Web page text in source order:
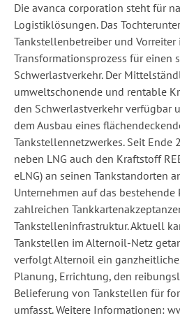
Die avanca corporation steht für
Logistiklösungen. Das
Tankstellenbetreiber und Vorreiter
Transformationsprozess für einen
Schwerlastverkehr. Der
umweltschonende und rentable
den Schwerlastverkehr verfügbar
dem Ausbau eines
Tankstellennetzwerkes. Seit
neben LNG auch den Kraftstoff
eLNG) an seinen Tankstandorten
Unternehmen auf das bestehende
zahlreichen
Tankstelleninfrastruktur. Aktuell
Tankstellen im Alternoil-Netz
verfolgt Alternoil ein
Planung, Errichtung, den
Belieferung von Tankstellen für
umfasst. Weitere Informationen: